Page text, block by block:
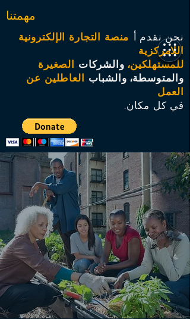
مهمتنا
نحن نقدم أ منصة التجارة الإلكترونية
اللامركزية
للمستهلكين، والشركات الصغيرة
والمتوسطة، والشباب العاطلين عن
العمل
في كل مكان.